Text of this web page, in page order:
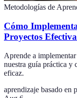
Metodologías de
Cómo
Proyectos
Aprende a
nuestra guía práctica y
eficaz.
aprendizaje basado en